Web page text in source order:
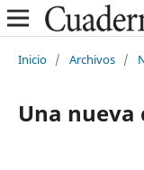
Inicio / Archivos /
Una